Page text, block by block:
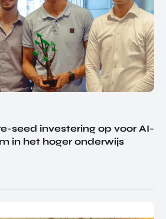
seed investering op voor AI-
in het hoger onderwijs